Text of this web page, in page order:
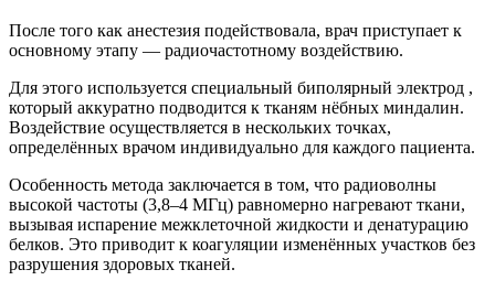
После того как анестезия подействовала, врач приступает к
основному этапу — радиочастотному воздействию.
Для этого используется специальный биполярный электрод ,
который аккуратно подводится к тканям нёбных миндалин.
Воздействие осуществляется в нескольких точках,
определённых врачом индивидуально для каждого пациента.
Особенность метода заключается в том, что радиоволны
высокой частоты (3,8–4 МГц) равномерно нагревают ткани,
вызывая испарение межклеточной жидкости и денатурацию
белков. Это приводит к коагуляции изменённых участков без
разрушения здоровых тканей.